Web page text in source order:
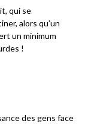
qui se
alors qu’un
un minimum
!
des gens face